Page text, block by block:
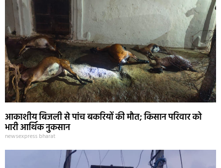
आकाशीय बिजली से पांच बकरियों की मौत; किसान परिवार को
भारी आर्थिक नुकसान
newsexpress bharat